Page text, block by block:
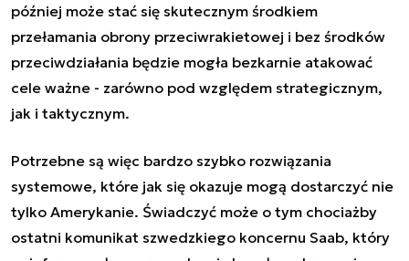
później może stać się skutecznym środkiem
przełamania obrony przeciwrakietowej i bez środków
przeciwdziałania będzie mogła bezkarnie atakować
cele ważne - zarówno pod względem strategicznym,
jak i taktycznym.
Potrzebne są więc bardzo szybko rozwiązania
systemowe, które jak się okazuje mogą dostarczyć nie
tylko Amerykanie. Świadczyć może o tym chociażby
ostatni komunikat szwedzkiego koncernu Saab, który